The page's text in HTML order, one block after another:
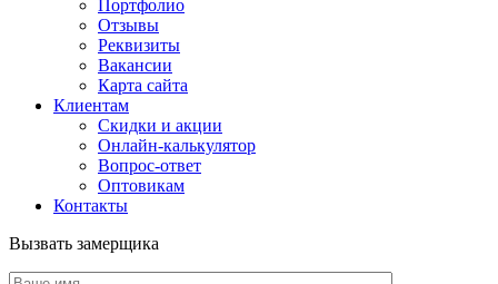
Портфолио
Отзывы
Реквизиты
Вакансии
Карта сайта
Клиентам
Скидки и акции
Онлайн-калькулятор
Вопрос-ответ
Оптовикам
Контакты
Вызвать замерщика